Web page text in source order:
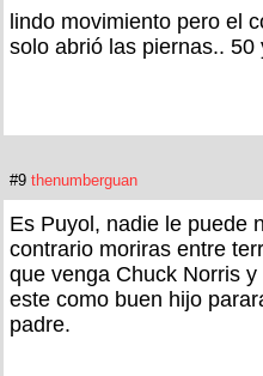
lindo movimiento pero el
solo abrió las piernas..
#9 thenumberguan
Es Puyol, nadie le puede
contrario moriras entre
que venga Chuck Norris
este como buen hijo
padre.